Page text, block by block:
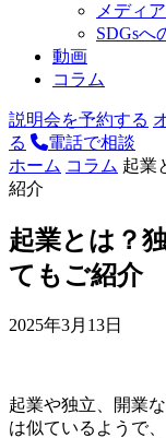
メディア
SDGsへ
動画
コラム
説明会を予約する
る
電話で相談
ホーム コラム 起業
紹介
起業とは？
てもご紹介
2025年3月13日
起業や独立、開業
は似ているようで